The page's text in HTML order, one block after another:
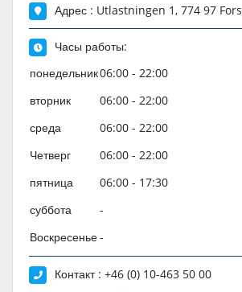
Адрес : Utlastningen 1, 774 97 Fors
Часы работы:
понедельник06:00 - 22:00
вторник
06:00 - 22:00
среда
06:00 - 22:00
Четверг
06:00 - 22:00
пятница
06:00 - 17:30
суббота
-
Воскресенье-
Контакт : +46 (0) 10-463 50 00